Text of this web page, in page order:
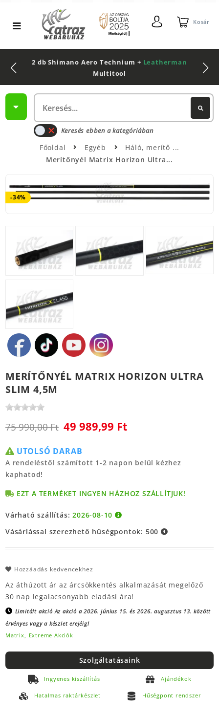
Kosár
2 db Shimano Aero Technium + Leatherman
Multitool
Keresés ebben a kategóriában
Főoldal Egyéb
Háló, merítő
Merítőnyél Matrix Horizon Ultra...
-34%
MERÍTŐNYÉL MATRIX HORIZON ULTRA
SLIM 4,5M
75 990,00 Ft 49 989,99 Ft
UTOLSÓ DARAB
A rendeléstől számított 1-2 napon belül kézhez
kaphatod!
EZT A TERMÉKET INGYEN HÁZHOZ SZÁLLÍTJUK!
Várható szállítás:2026-08-10
Vásárlással szerezhető hűségpontok: 500
Hozzáadás kedvencekhez
Az áthúzott ár az árcsökkentés alkalmazását megelőző
30 nap legalacsonyabb eladási ára!
Limitált akcióAz akció a 2026. június 15. és 2026. augusztus 13. között
érvényes vagy a készlet erejéig!
Matrix, Extreme Akciók
Szolgáltatásaink
Ingyenes kiszállítás Ajándékok
Hatalmas raktárkészlet Hűségpont rendszer